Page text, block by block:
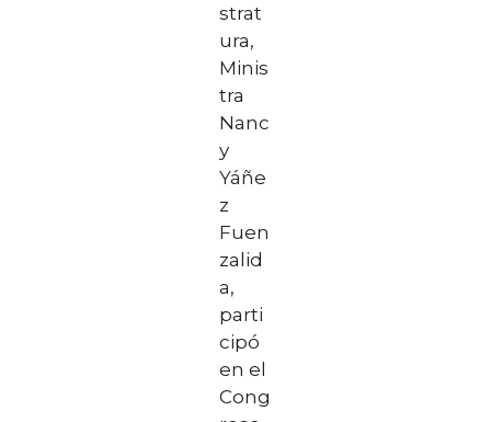
strat
ura,
Minis
tra
Nanc
y
Yáñe
z
Fuen
zalid
a,
parti
cipó
en el
Cong